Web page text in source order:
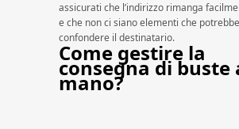
assicurati che l’indirizzo rimanga
e che non ci siano elementi che
confondere il destinatario.
Come gestire la
consegna di buste
mano?